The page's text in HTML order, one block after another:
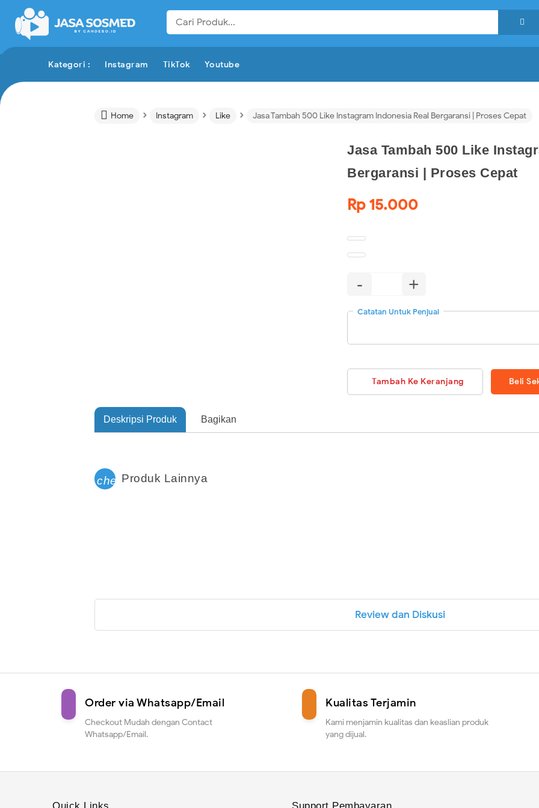

Kategori : Instagram TikTok Youtube
 Home › Instagram › Like › Jasa Tambah 500 Like Instagram Indonesia Real Bergaransi | Proses Cepat
Jasa Tambah 500 Like
Bergaransi | Proses Cepat
Rp 15.000
- +
Catatan Untuk Penjual
Tambah Ke Keranjang Beli
Deskripsi Produk Bagikan
check_circle_outline
Produk Lainnya
Review dan Diskusi
Order via Whatsapp/Email
Checkout Mudah dengan Contact
Whatsapp/Email.
Kualitas Terjamin
Kami menjamin kualitas dan keaslian produk
yang dijual.
Quick Links Support Pembayaran